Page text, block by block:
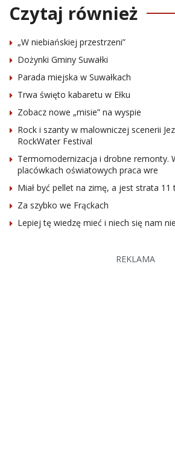
Czytaj również
„W niebiańskiej przestrzeni”
Dożynki Gminy Suwałki
Parada miejska w Suwałkach
Trwa święto kabaretu w Ełku
Zobacz nowe „misie” na wyspie
Rock i szanty w malowniczej scenerii
RockWater Festival
Termomodernizacja i drobne remonty.
placówkach oświatowych praca wre
Miał być pellet na zimę, a jest strata 11
Za szybko we Frąckach
Lepiej tę wiedzę mieć i niech się nam
REKLAMA